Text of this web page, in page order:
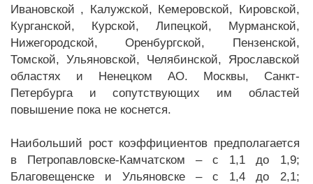
Ивановской , Калужской, Кемеровской, Кировской,
Курганской, Курской, Липецкой, Мурманской,
Нижегородской, Оренбургской, Пензенской,
Томской, Ульяновской, Челябинской, Ярославской
областях и Ненецком АО. Москвы, Санкт-
Петербурга и сопутствующих им областей
повышение пока не коснется.
Наибольший рост коэффициентов предполагается
в Петропавловске-Камчатском – с 1,1 до 1,9;
Благовещенске и Ульяновске – с 1,4 до 2,1;